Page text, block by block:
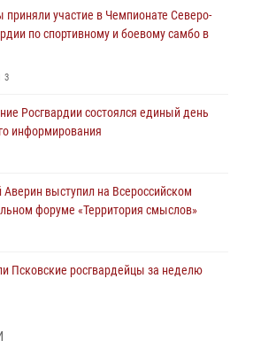
приняли участие в Чемпионате Северо-
по спортивному и боевому самбо в
3
Росгвардии состоялся единый день
информирования
выступил на Всероссийском
форуме «Территория смыслов»
Псковские росгвардейцы за неделю
в обеспечении общественной